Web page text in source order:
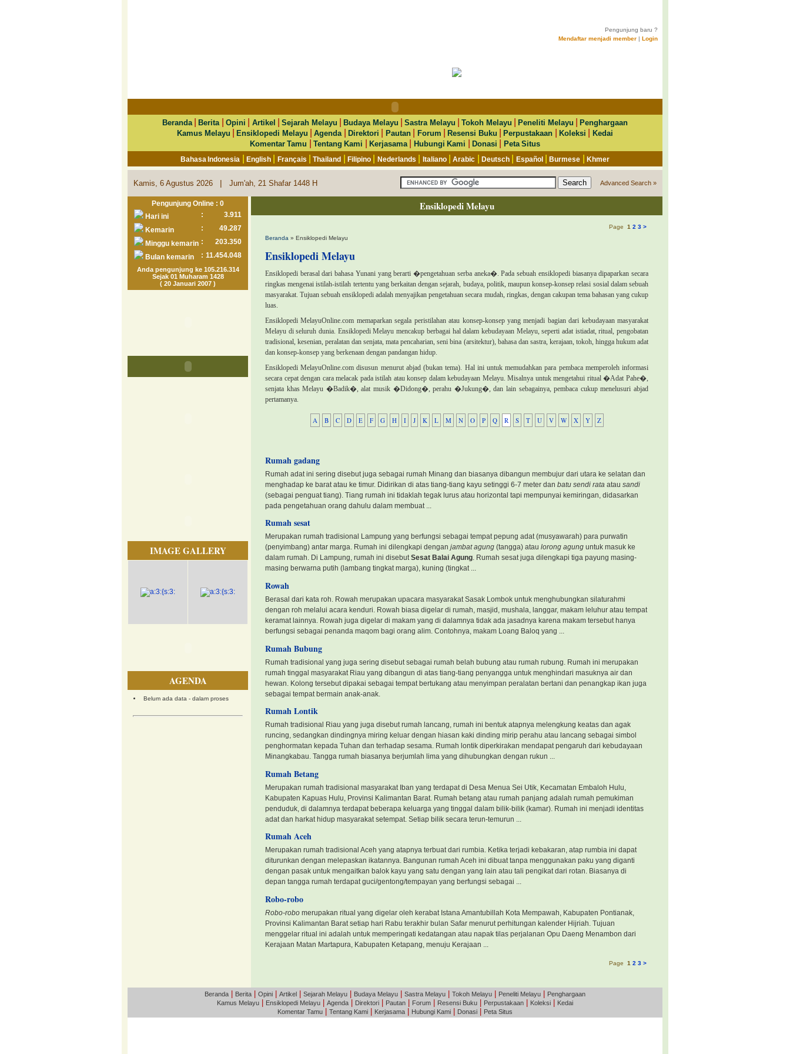
Pengunjung baru ?
Mendaftar menjadi member | Login
Beranda|Berita Opini Artikel |Sejarah Melayu |Budaya Melayu |Sastra Melayu |Tokoh Melayu |Peneliti Melayu |Penghargaan
Kamus Melayu
|Ensiklopedi Melayu |Agenda |Direktori Pautan| Forum |Resensi Buku |Perpustakaan Koleksi
Kedai
Komentar Tamu
|Tentang Kami |Kerjasama Hubungi Kami Donasi Peta Situs
Bahasa Indonesia |English Français |Thailand |Filipino Nederlands Italiano|Arabic Deutsch| Español|Burmese Khmer
Kamis, 6 Agustus 2026 | Jum'ah, 21 Shafar 1448 H Advanced Search »
Pengunjung Online : 0
Hari ini
:
3.911
Kemarin
:
49.287
Minggu kemarin :
203.350
Bulan kemarin
: 11.454.048
Anda pengunjung ke 105.216.314
Sejak 01 Muharam 1428
( 20 Januari 2007 )
IMAGE GALLERY
AGENDA
Belum ada data - dalam proses
Ensiklopedi Melayu
Page 1 2 3 >
Beranda » Ensiklopedi Melayu
Ensiklopedi Melayu
Ensiklopedi berasal dari bahasa Yunani yang berarti �pengetahuan serba aneka�. Pada sebuah ensiklopedi biasanya dipaparkan secara
ringkas mengenai istilah-istilah tertentu yang berkaitan dengan sejarah, budaya, politik, maupun konsep-konsep relasi sosial dalam sebuah
masyarakat. Tujuan sebuah ensiklopedi adalah menyajikan pengetahuan secara mudah, ringkas, dengan cakupan tema bahasan yang cukup
luas.
Ensiklopedi MelayuOnline.com memaparkan segala peristilahan atau konsep-konsep yang menjadi bagian dari kebudayaan masyarakat
Melayu di seluruh dunia. Ensiklopedi Melayu mencakup berbagai hal dalam kebudayaan Melayu, seperti adat istiadat, ritual, pengobatan
tradisional, kesenian, peralatan dan senjata, mata pencaharian, seni bina (arsitektur), bahasa dan sastra, kerajaan, tokoh, hingga hukum adat
dan konsep-konsep yang berkenaan dengan pandangan hidup.
Ensiklopedi MelayuOnline.com disusun menurut abjad (bukan tema). Hal ini untuk memudahkan para pembaca memperoleh informasi
secara cepat dengan cara melacak pada istilah atau konsep dalam kebudayaan Melayu. Misalnya untuk mengetahui ritual �Adat Pahe�,
senjata khas Melayu �Badik�, alat musik �Didong�, perahu �Jukung�, dan lain sebagainya, pembaca cukup menelusuri abjad
pertamanya.
A B C D E F G H I J K L M N O P Q R S T U V W X Y Z
Rumah gadang
Rumah adat ini sering disebut juga sebagai rumah Minang dan biasanya dibangun membujur dari utara ke selatan dan
menghadap ke barat atau ke timur. Didirikan di atas tiang-tiang kayu setinggi 6-7 meter dan batu sendi rata atau sandi
(sebagai penguat tiang). Tiang rumah ini tidaklah tegak lurus atau horizontal tapi mempunyai kemiringan, didasarkan
pada pengetahuan orang dahulu dalam membuat ...
Rumah sesat
Merupakan rumah tradisional Lampung yang berfungsi sebagai tempat pepung adat (musyawarah) para purwatin
(penyimbang) antar marga. Rumah ini dilengkapi dengan jambat agung (tangga) atau lorong agung untuk masuk ke
dalam rumah. Di Lampung, rumah ini disebutSesat Balai Agung. Rumah sesat juga dilengkapi tiga payung masing-
masing berwarna putih (lambang tingkat marga), kuning (tingkat ...
Rowah
Berasal dari kata roh. Rowah merupakan upacara masyarakat Sasak Lombok untuk menghubungkan silaturahmi
dengan roh melalui acara kenduri. Rowah biasa digelar di rumah, masjid, mushala, langgar, makam leluhur atau tempat
keramat lainnya. Rowah juga digelar di makam yang di dalamnya tidak ada jasadnya karena makam tersebut hanya
berfungsi sebagai penanda maqom bagi orang alim. Contohnya, makam Loang Baloq yang ...
Rumah Bubung
Rumah tradisional yang juga sering disebut sebagai rumah belah bubung atau rumah rubung. Rumah ini merupakan
rumah tinggal masyarakat Riau yang dibangun di atas tiang-tiang penyangga untuk menghindari masuknya air dan
hewan. Kolong tersebut dipakai sebagai tempat bertukang atau menyimpan peralatan bertani dan penangkap ikan juga
sebagai tempat bermain anak-anak.
Rumah Lontik
Rumah tradisional Riau yang juga disebut rumah lancang, rumah ini bentuk atapnya melengkung keatas dan agak
runcing, sedangkan dindingnya miring keluar dengan hiasan kaki dinding mirip perahu atau lancang sebagai simbol
penghormatan kepada Tuhan dan terhadap sesama. Rumah lontik diperkirakan mendapat pengaruh dari kebudayaan
Minangkabau. Tangga rumah biasanya berjumlah lima yang dihubungkan dengan rukun ...
Rumah Betang
Merupakan rumah tradisional masyarakat Iban yang terdapat di Desa Menua Sei Utik, Kecamatan Embaloh Hulu,
Kabupaten Kapuas Hulu, Provinsi Kalimantan Barat. Rumah betang atau rumah panjang adalah rumah pemukiman
penduduk, di dalamnya terdapat beberapa keluarga yang tinggal dalam bilik-bilik (kamar). Rumah ini menjadi identitas
adat dan harkat hidup masyarakat setempat. Setiap bilik secara terun-temurun ...
Rumah Aceh
Merupakan rumah tradisional Aceh yang atapnya terbuat dari rumbia. Ketika terjadi kebakaran, atap rumbia ini dapat
diturunkan dengan melepaskan ikatannya. Bangunan rumah Aceh ini dibuat tanpa menggunakan paku yang diganti
dengan pasak untuk mengaitkan balok kayu yang satu dengan yang lain atau tali pengikat dari rotan. Biasanya di
depan tangga rumah terdapat guci/gentong/tempayan yang berfungsi sebagai ...
Robo-robo
Robo-robo merupakan ritual yang digelar oleh kerabat Istana Amantubillah Kota Mempawah, Kabupaten Pontianak,
Provinsi Kalimantan Barat setiap hari Rabu terakhir bulan Safar menurut perhitungan kalender Hijriah. Tujuan
menggelar ritual ini adalah untuk memperingati kedatangan atau napak tilas perjalanan Opu Daeng Menambon dari
Kerajaan Matan Martapura, Kabupaten Ketapang, menuju Kerajaan ...
Page 1 2 3 >
Beranda Berita Opini Artikel Sejarah Melayu Budaya Melayu Sastra Melayu Tokoh Melayu Peneliti Melayu
Penghargaan
Kamus Melayu
Ensiklopedi Melayu Agenda Direktori Pautan Forum Resensi Buku Perpustakaan Koleksi
Kedai
Komentar Tamu
Tentang Kami Kerjasama Hubungi Kami Donasi Peta Situs